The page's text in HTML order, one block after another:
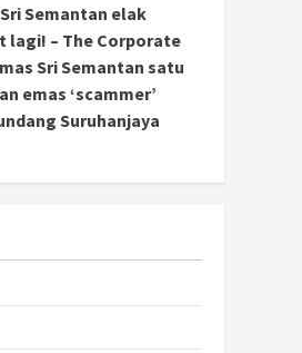
Semantan elak
– The Corporate
Sri Semantan satu
emas ‘scammer’
Suruhanjaya